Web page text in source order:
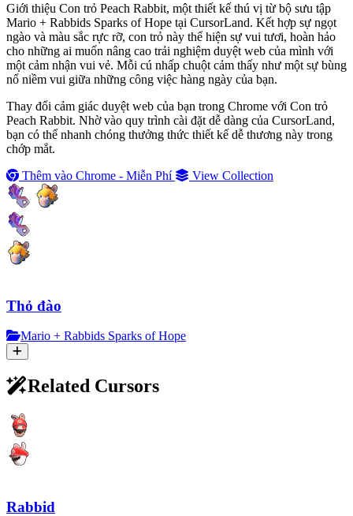
Giới thiệu Con trỏ Peach Rabbit, một thiết kế thú vị từ bộ sưu tập
Mario + Rabbids Sparks of Hope tại CursorLand. Kết hợp sự ngọt
ngào và màu sắc rực rỡ, con trỏ này thể hiện sự vui tươi, hoàn hảo
cho những ai muốn nâng cao trải nghiệm duyệt web của mình với
một cảm nhận vui vẻ. Mỗi cú nhấp chuột cảm thấy như một sự bùng
nổ niềm vui giữa những công việc hàng ngày của bạn.
Thay đổi cảm giác duyệt web của bạn trong Chrome với Con trỏ
Peach Rabbit. Nhờ vào quy trình cài đặt dễ dàng của CursorLand,
bạn có thể nhanh chóng thưởng thức thiết kế dễ thương này trong
chớp mắt.
Thêm vào Chrome - Miễn Phí
View Collection
Thỏ đào
Mario + Rabbids Sparks of Hope
Related Cursors
Rabbid